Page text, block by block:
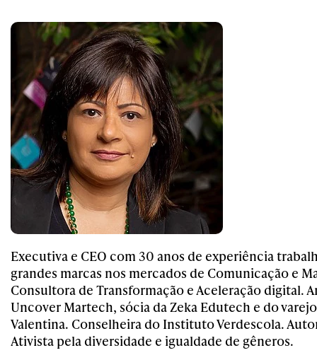
Executiva e CEO com 30 anos de experiência
grandes marcas nos mercados de Comunicação e
Consultora de Transformação e Aceleração digital.
Uncover Martech, sócia da Zeka Edutech e do
Valentina. Conselheira do Instituto Verdescola.
Ativista pela diversidade e igualdade de gêneros.